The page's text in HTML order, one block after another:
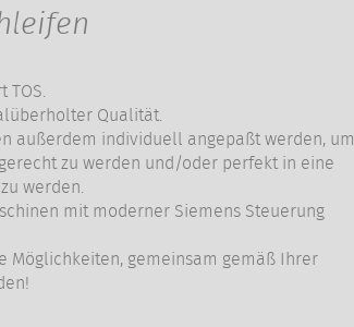
TOS.
Qualität.
außerdem individuell angepaßt werden, um
zu werden und/oder perfekt in eine
werden.
mit moderner Siemens Steuerung
Möglichkeiten, gemeinsam gemäß Ihrer